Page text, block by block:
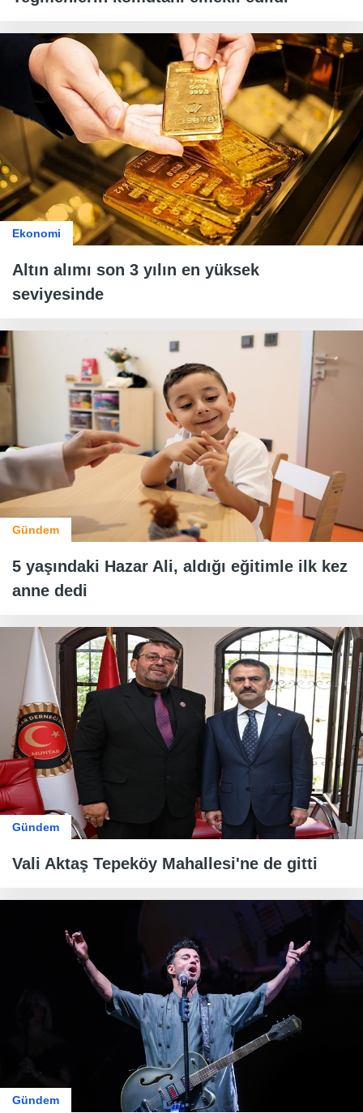
Ekonomi
Altın alımı son 3 yılın en yüksek
seviyesinde
Gündem
5 yaşındaki Hazar Ali, aldığı eğitimle ilk kez
anne dedi
Gündem
Vali Aktaş Tepeköy Mahallesi'ne de gitti
Gündem